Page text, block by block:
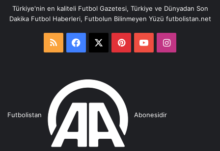
Türkiye'nin en kaliteli Futbol Gazetesi, Türkiye ve Dünyadan Son
Dakika Futbol Haberleri, Futbolun Bilinmeyen Yüzü futbolistan.net
RSS Facebook PinterestYouTubeInstagram
Futbolistan Abonesidir